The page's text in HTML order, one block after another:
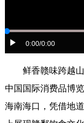
0:00/0:00
鲜香赣味跨越山
中国国际消费品博
海南海口，凭借地